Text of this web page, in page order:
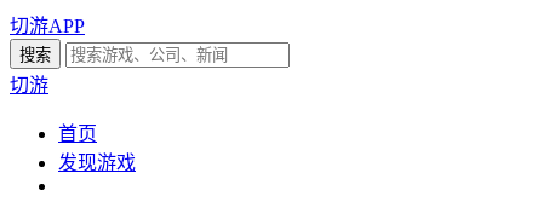
切游APP
切游
首页
发现游戏